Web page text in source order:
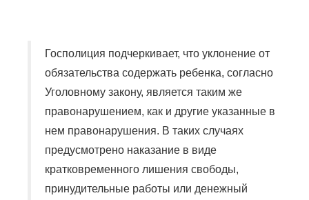
Госполиция подчеркивает, что уклонение от
обязательства содержать ребенка, согласно
Уголовному закону, является таким же
правонарушением, как и другие указанные в
нем правонарушения. В таких случаях
предусмотрено наказание в виде
кратковременного лишения свободы,
принудительные работы или денежный